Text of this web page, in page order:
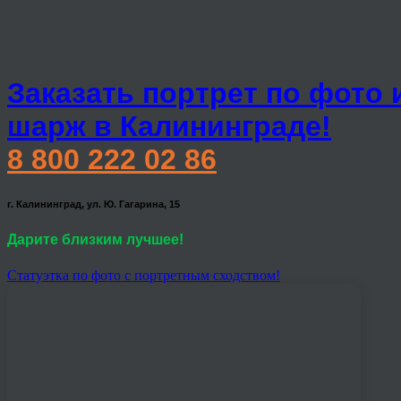
Заказать портрет по фото
шарж в Калининграде!
8 800 222 02 86
г. Калининград, ул. Ю. Гагарина, 15
Дарите близким лучшее!
Статуэтка по фото с портретным сходством!